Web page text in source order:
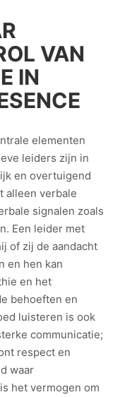
VAN
IN
elementen
leiders zijn in
en overtuigend
alleen verbale
signalen zoals
Een leider met
of zij de aandacht
en hen kan
en het
behoeften en
luisteren is ook
communicatie;
respect en
waar
het vermogen om